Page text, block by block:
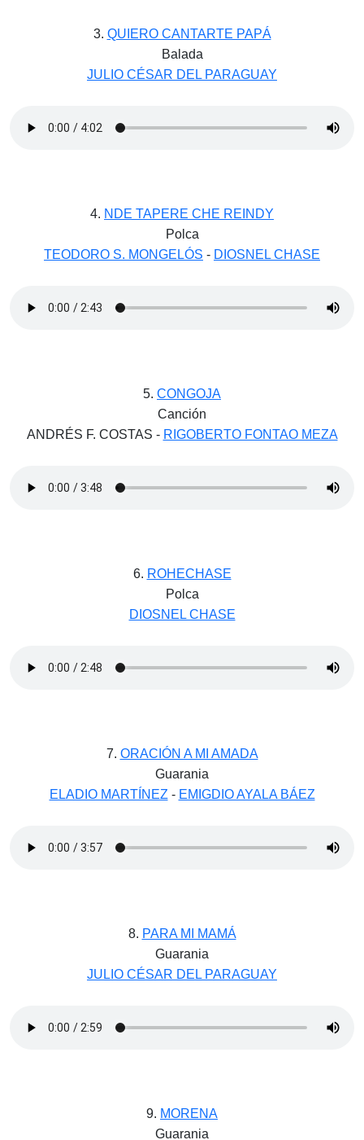
3. QUIERO CANTARTE PAPÁ
Balada
JULIO CÉSAR DEL PARAGUAY
4. NDE TAPERE CHE REINDY
Polca
TEODORO S. MONGELÓS - DIOSNEL CHASE
5. CONGOJA
Canción
ANDRÉS F. COSTAS - RIGOBERTO FONTAO MEZA
6. ROHECHASE
Polca
DIOSNEL CHASE
7. ORACIÓN A MI AMADA
Guarania
ELADIO MARTÍNEZ - EMIGDIO AYALA BÁEZ
8. PARA MI MAMÁ
Guarania
JULIO CÉSAR DEL PARAGUAY
9. MORENA
Guarania